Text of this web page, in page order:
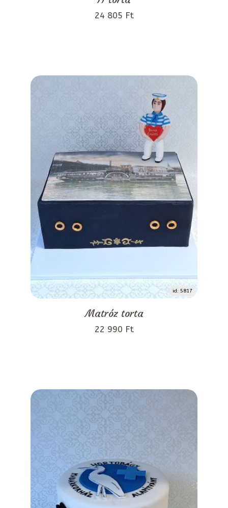
24 805 Ft
id: 5817
Matróz torta
22 990 Ft